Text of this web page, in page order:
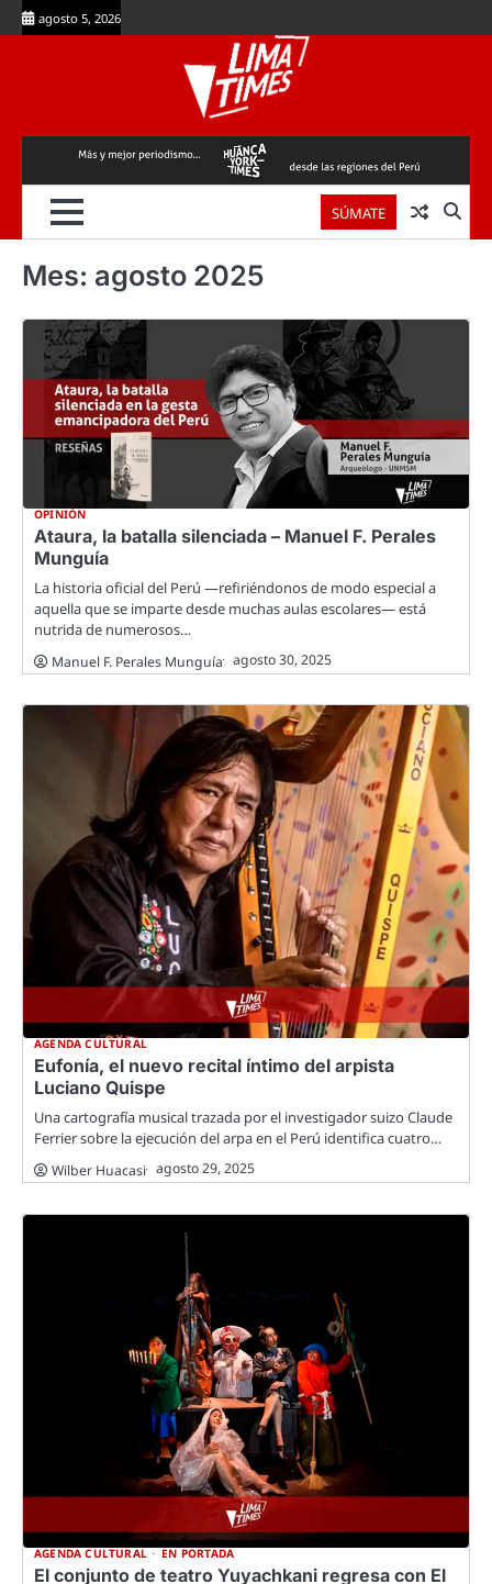
Skip
to
agosto 5, 2026
SÚMATE
Mes: agosto 2025
OPINIÓN
Ataura, la batalla silenciada – Manuel F. Perales
Munguía
La historia oficial del Perú —refiriéndonos de modo especial a
aquella que se imparte desde muchas aulas escolares— está
nutrida de numerosos…
Manuel F. Perales Munguía agosto 30, 2025
AGENDA CULTURAL
Eufonía, el nuevo recital íntimo del arpista
Luciano Quispe
Una cartografía musical trazada por el investigador suizo Claude
Ferrier sobre la ejecución del arpa en el Perú identifica cuatro…
Wilber Huacasi agosto 29, 2025
AGENDA CULTURAL EN PORTADA
El conjunto de teatro Yuyachkani regresa con El